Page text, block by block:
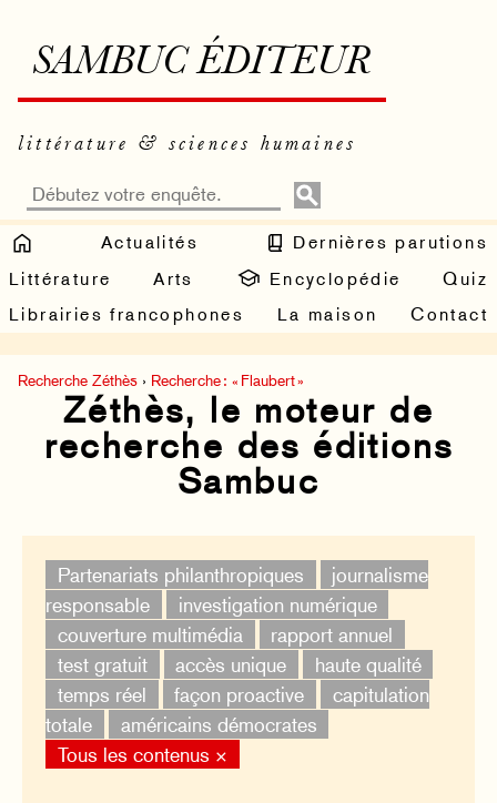
SAMBUC ÉDITEUR
littérature & sciences humaines
Actualités
Dernières parutions
Littérature
Arts Encyclopédie
Quiz
Librairies francophones
La maison Contact
Recherche Zéthès › Recherche : « Flaubert »
Zéthès, le moteur de
recherche des éditions
Sambuc
Partenariats philanthropiques
journalisme
responsable
investigation numérique
couverture multimédia
rapport annuel
test gratuit
accès unique
haute qualité
temps réel
façon proactive
capitulation
totale
américains démocrates
Tous les contenus ×